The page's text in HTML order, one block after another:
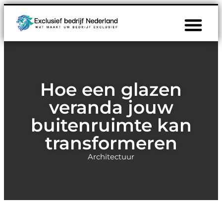
Hoe een glazen
veranda jouw
buitenruimte kan
transformeren
Architectuur